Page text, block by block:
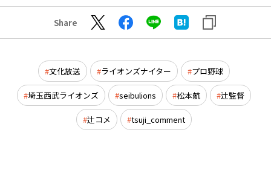
Share
文化放送 ライオンズナイター プロ野球
埼玉西武ライオンズ seibulions 松本航 辻監督
辻コメ tsuji_comment